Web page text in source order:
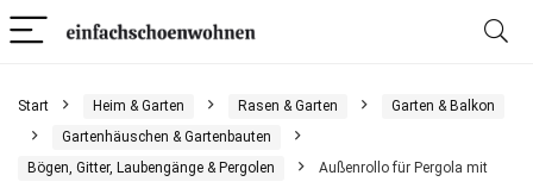
Start Heim & Garten Rasen & Garten
Garten & Balkon
Gartenhäuschen & Gartenbauten
Bögen, Gitter, Laubengänge & Pergolen
Außenrollo für Pergola mit